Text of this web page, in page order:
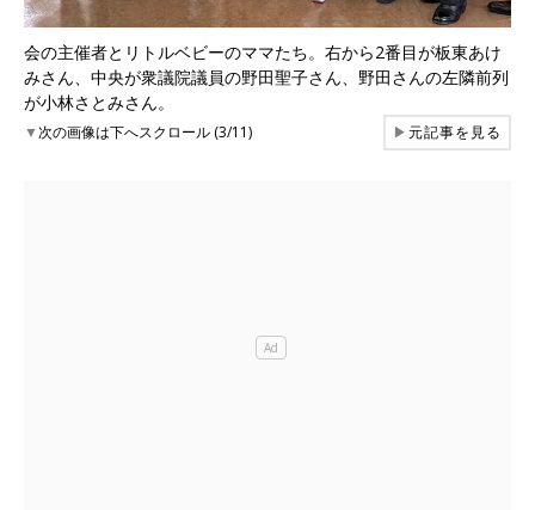
会の主催者とリトルベビーのママたち。右から2番目が板東あけ
みさん、中央が衆議院議員の野田聖子さん、野田さんの左隣前列
が小林さとみさん。
▼次の画像は下へスクロール (3/11) ▶元記事を見る